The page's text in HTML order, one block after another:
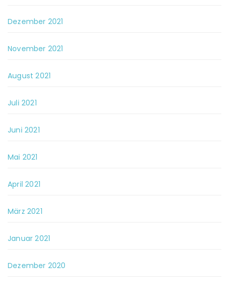
Dezember 2021
November 2021
August 2021
Juli 2021
Juni 2021
Mai 2021
April 2021
März 2021
Januar 2021
Dezember 2020